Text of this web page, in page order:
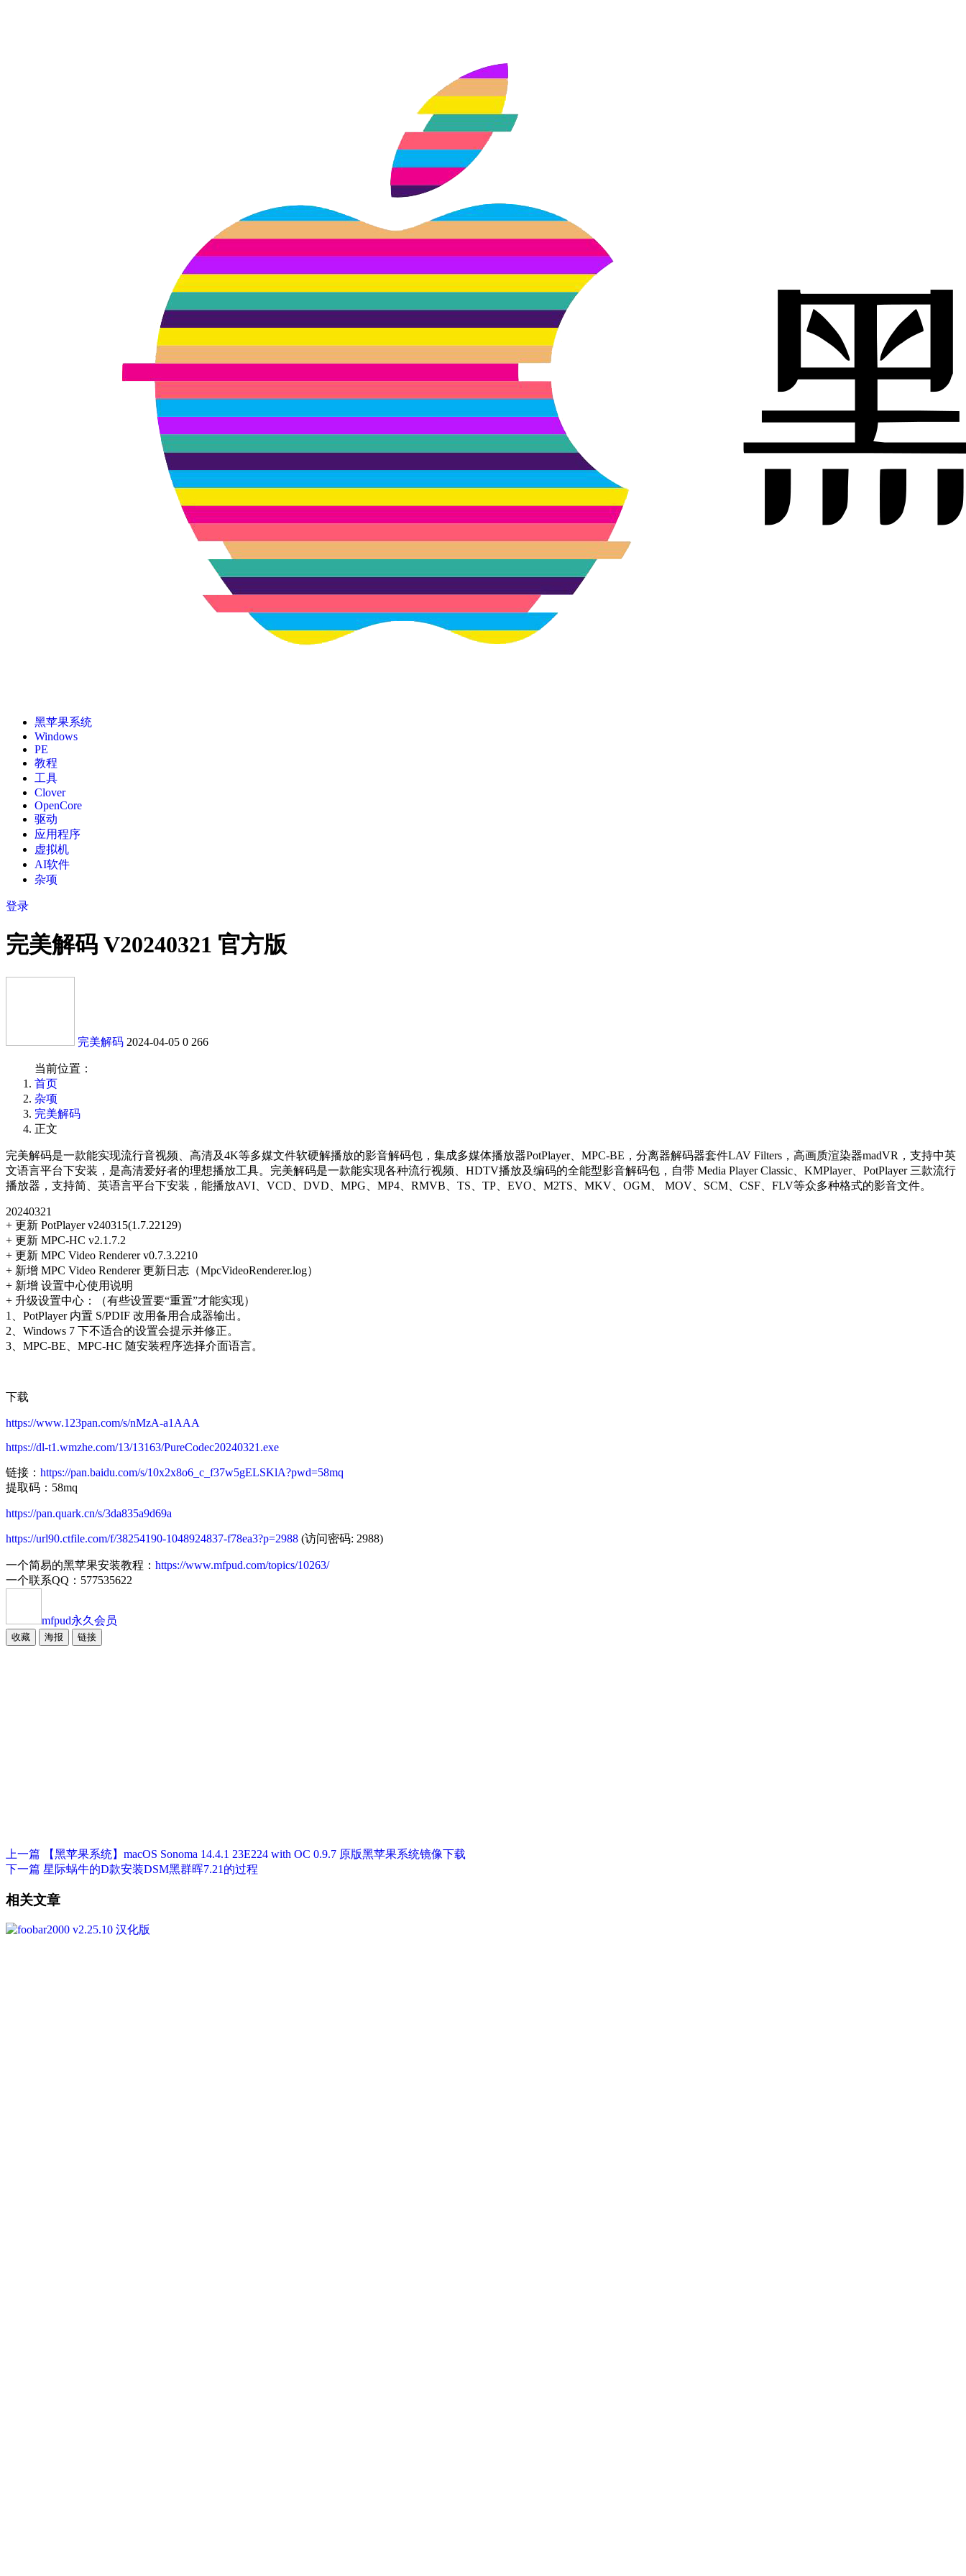
黑苹果系统
Windows
PE
教程
工具
Clover
OpenCore
驱动
应用程序
虚拟机
AI软件
杂项
登录
完美解码 V20240321 官方版
完美解码 2024-04-05 0 266
当前位置：
首页
杂项
完美解码
正文
完美解码是一款能实现流行音视频、高清及4K等多媒文件软硬解播放的影音解码包，集成多媒体播放器PotPlayer、MPC-BE，分离器解码器套件LAV Filters，高画质渲染器madVR，支持中英
文语言平台下安装，是高清爱好者的理想播放工具。完美解码是一款能实现各种流行视频、HDTV播放及编码的全能型影音解码包，自带 Media Player Classic、KMPlayer、PotPlayer 三款流行
播放器，支持简、英语言平台下安装，能播放AVI、VCD、DVD、MPG、MP4、RMVB、TS、TP、EVO、M2TS、MKV、OGM、 MOV、SCM、CSF、FLV等众多种格式的影音文件。
20240321
+ 更新 PotPlayer v240315(1.7.22129)
+ 更新 MPC-HC v2.1.7.2
+ 更新 MPC Video Renderer v0.7.3.2210
+ 新增 MPC Video Renderer 更新日志（MpcVideoRenderer.log）
+ 新增 设置中心使用说明
+ 升级设置中心：（有些设置要“重置”才能实现）
1、PotPlayer 内置 S/PDIF 改用备用合成器输出。
2、Windows 7 下不适合的设置会提示并修正。
3、MPC-BE、MPC-HC 随安装程序选择介面语言。
下载
https://www.123pan.com/s/nMzA-a1AAA
https://dl-t1.wmzhe.com/13/13163/PureCodec20240321.exe
链接： https://pan.baidu.com/s/10x2x8o6_c_f37w5gELSKlA?pwd=58mq
提取码：58mq
https://pan.quark.cn/s/3da835a9d69a
https://url90.ctfile.com/f/38254190-1048924837-f78ea3?p=2988 (访问密码: 2988)
一个简易的黑苹果安装教程： https://www.mfpud.com/topics/10263/
一个联系QQ：577535622
mfpud永久会员
收藏 海报 链接
上一篇
【黑苹果系统】macOS Sonoma 14.4.1 23E224 with OC 0.9.7 原版黑苹果系统镜像下载
下一篇 星际蜗牛的D款安装DSM黑群晖7.21的过程
相关文章